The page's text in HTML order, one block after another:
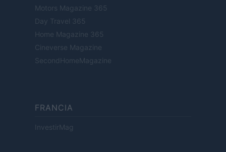
Motors Magazine 365
Day Travel 365
Home Magazine 365
Cineverse Magazine
SecondHomeMagazine
FRANCIA
InvestirMag